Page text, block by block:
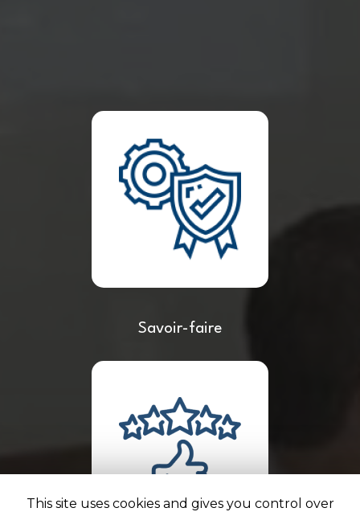
Savoir-faire
This site uses cookies and gives you control over